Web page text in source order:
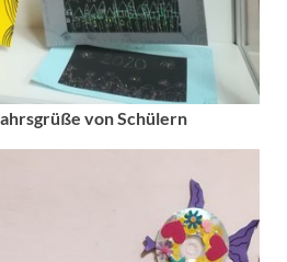
von Schülern